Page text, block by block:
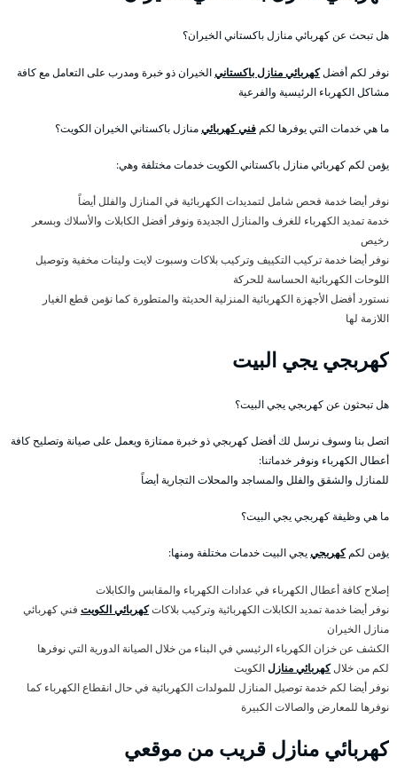
هل تبحث عن كهربائي منازل باكستاني الخيران؟
نوفر لكم أفضلكهربائي منازل باكستانيالخيران ذو خبرة ومدرب على التعامل مع كافة
مشاكل الكهرباء الرئيسية والفرعية
ما هي خدمات التي يوفرها لكم فني كهربائيمنازل باكستاني الخيران الكويت؟
يؤمن لكم كهربائي منازل باكستاني الكويت خدمات مختلفة وهي:
نوفر أيضا خدمة فحص شامل لتمديدات الكهربائية في المنازل والفلل أيضاً
خدمة تمديد الكهرباء للغرف والمنازل الجديدة ونوفر أفضل الكابلات والأسلاك وبسعر
رخيص
نوفر أيضا خدمة تركيب التكييف وتركيب بلاكات وسبوت لايت وليتات مخفية وتوصيل
اللوحات الكهربائية الحساسة للحركة
نستورد أفضل الأجهزة الكهربائية المنزلية الحديثة والمتطورة كما نؤمن قطع الغيار
اللازمة لها
كهربجي يجي البيت
هل تبحثون عن كهربجي يجي البيت؟
اتصل بنا وسوف نرسل لك أفضل كهربجي ذو خبرة ممتازة ويعمل على صيانة وتصليح كافة
أعطال الكهرباء ونوفر خدماتنا:
للمنازل والشقق والفلل والمساجد والمحلات التجارية أيضاً
ما هي وظيفة كهربجي يجي البيت؟
يؤمن لكمكهربجييجي البيت خدمات مختلفة ومنها:
إصلاح كافة أعطال الكهرباء في عدادات الكهرباء والمقابس والكابلات
نوفر أيضا خدمة تمديد الكابلات الكهربائية وتركيب بلاكاتكهربائي الكويت فني كهربائي
منازل الخيران
الكشف عن خزان الكهرباء الرئيسي في البناء من خلال الصيانة الدورية التي نوفرها
لكم من خلالكهربائي منازلالكويت
نوفر أيضا لكم خدمة توصيل المنازل للمولدات الكهربائية في حال انقطاع الكهرباء كما
نوفرها للمعارض والصالات الكبيرة
كهربائي منازل قريب من موقعي